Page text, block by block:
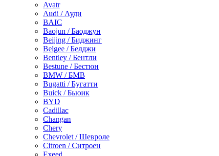
Avatr
Audi / Ауди
BAIC
Baojun / Баоджун
Beijing / Биджинг
Belgee / Белджи
Bentley / Бентли
Bestune / Бестюн
BMW / БМВ
Bugatti / Бугатти
Buick / Бьюик
BYD
Cadillac
Changan
Chery
Chevrolet / Шевроле
Citroen / Ситроен
Exeed